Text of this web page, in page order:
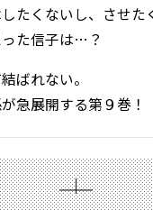
たくないし、させた
た信子は…？
ばれない。
急展開する第９巻！